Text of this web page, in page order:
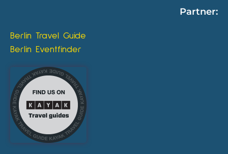
Partner:
Berlin Travel Guide
Berlin Eventfinder